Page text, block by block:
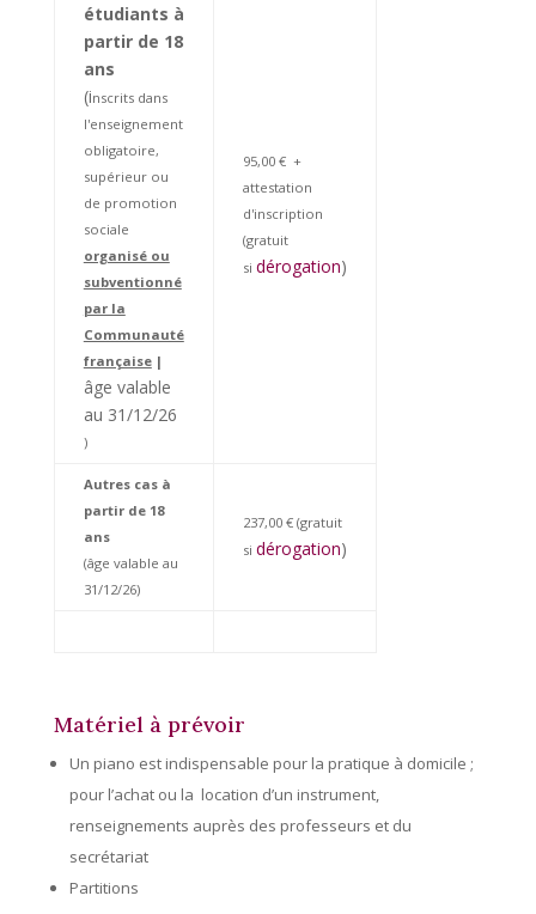
étudiants à
partirde 18
ans
(inscrits dans
l'enseignement
obligatoire,
supérieur ou
de promotion
sociale
organisé ou
subventionné
par la
Communauté
française|
âge valable
au 31/12/26
)
95,00 € +
attestation
d'inscription
(gratuit
si dérogation)
Autres cas à
partir de 18
ans
(âge valable au
31/12/26)
237,00 € (gratuit
si dérogation)
Matériel à prévoir
Un piano est indispensable pour la pratique à domicile ;
pour l’achat ou la location d’un instrument,
renseignements auprès des professeurs et du
secrétariat
Partitions